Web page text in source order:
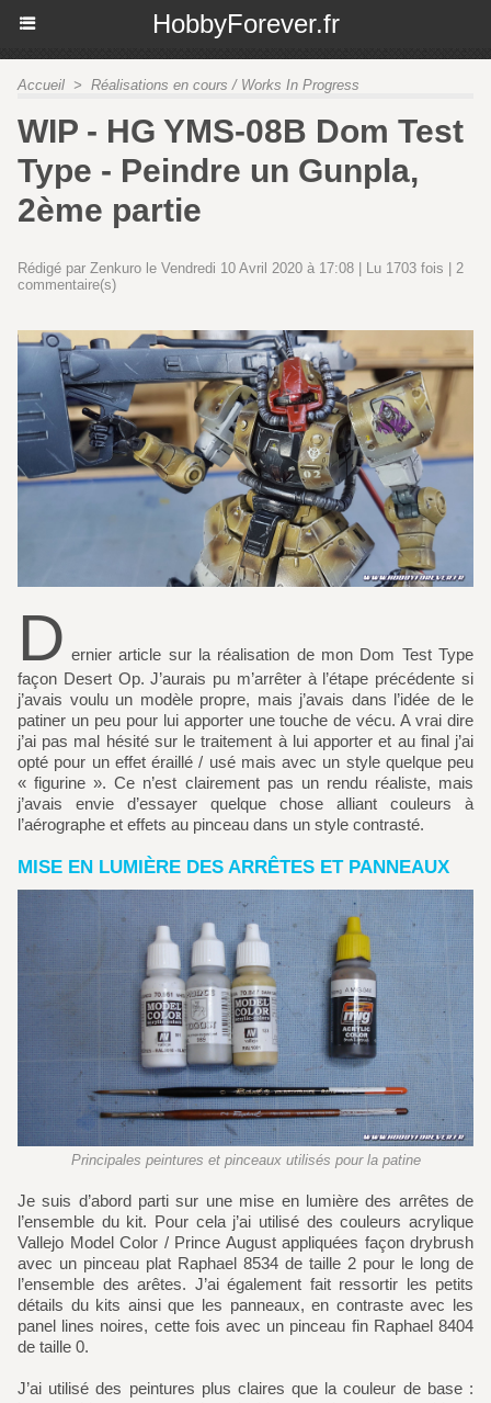
HobbyForever.fr
Accueil > Réalisations en cours / Works In Progress
WIP - HG YMS-08B Dom Test
Type - Peindre un Gunpla,
2ème partie
Rédigé par Zenkuro le Vendredi 10 Avril 2020 à 17:08 | Lu 1703 fois | 2
commentaire(s)
D ernier article sur la réalisation de mon Dom Test Type
façon Desert Op. J’aurais pu m’arrêter à l’étape précédente si
j’avais voulu un modèle propre, mais j’avais dans l’idée de le
patiner un peu pour lui apporter une touche de vécu. A vrai dire
j’ai pas mal hésité sur le traitement à lui apporter et au final j’ai
opté pour un effet éraillé / usé mais avec un style quelque peu
« figurine ». Ce n’est clairement pas un rendu réaliste, mais
j’avais envie d’essayer quelque chose alliant couleurs à
l’aérographe et effets au pinceau dans un style contrasté.
MISE EN LUMIÈRE DES ARRÊTES ET PANNEAUX
Principales peintures et pinceaux utilisés pour la patine
Je suis d’abord parti sur une mise en lumière des arrêtes de
l’ensemble du kit. Pour cela j’ai utilisé des couleurs acrylique
Vallejo Model Color / Prince August appliquées façon drybrush
avec un pinceau plat Raphael 8534 de taille 2 pour le long de
l’ensemble des arêtes. J’ai également fait ressortir les petits
détails du kits ainsi que les panneaux, en contraste avec les
panel lines noires, cette fois avec un pinceau fin Raphael 8404
de taille 0.
J’ai utilisé des peintures plus claires que la couleur de base :